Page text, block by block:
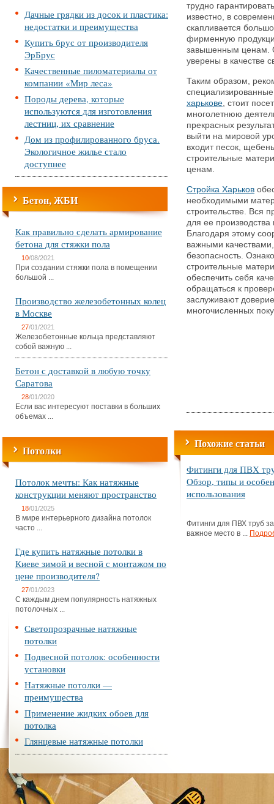
Дачные грядки из досок и пластика:
недостатки и преимущества
Купить брус от производителя
ЭрБрус
Качественные пиломатериалы от
компании «Мир леса»
Породы дерева, которые
используются для изготовления
лестниц, их сравнение
Дом из профилированного бруса.
Экологичное жилье стало
доступнее
Бетон, ЖБИ
Как правильно сделать армирование
бетона для стяжки пола
10/08/2021
При создании стяжки пола в помещении
большой ...
Производство железобетонных колец
в Москве
27/01/2021
Железобетонные кольца представляют
собой важную ...
Бетон с доставкой в любую точку
Саратова
28/01/2020
Если вас интересуют поставки в больших
объемах ...
Потолки
Потолок мечты: Как натяжные
конструкции меняют пространство
18/01/2025
В мире интерьерного дизайна потолок
часто ...
Где купить натяжные потолки в
Киеве зимой и весной с монтажом по
цене производителя?
27/01/2023
С каждым днем популярность натяжных
потолочных ...
Светопрозрачные натяжные
потолки
Подвесной потолок: особенности
установки
Натяжные потолки —
преимущества
Применение жидких обоев для
потолка
Глянцевые натяжные потолки
трудно
известно, в
скапливается
фирменную
завышенным ценам.
уверены в качестве
Таким образом,
харькове, стоит
многолетнюю
прекрасных
выйти на мировой
входит песок,
строительные
ценам.
Стройка Харьков
необходимыми
строительстве. Вся
для ее
Благодаря этому
важными
безопасность.
строительные
обеспечить себя
обращаться к
заслуживают
многочисленных
Похожие статьи
Фитинги для ПВХ
Обзор, типы и
использования
Фитинги для ПВХ труб
важное место в ...